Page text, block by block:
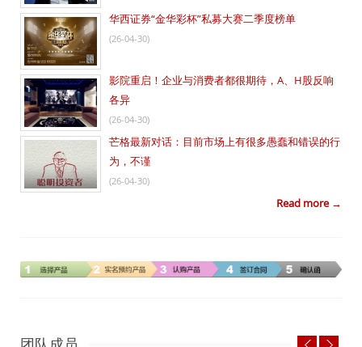
华西证券“金华彩杯”私募大赛二季度榜单
(26-04-30)
影院重启！企业与消费者都很期待，A、H股反响
各异
(26-04-30)
芒格最新对话：目前市场上有很多愚蠢和错误的行
为，不谨
(26-04-30)
Read more →